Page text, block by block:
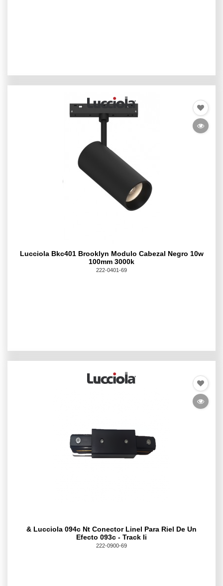
Lucciola Bkc401 Brooklyn Modulo Cabezal Negro 10w
100mm 3000k
222-0401-69
& Lucciola 094c Nt Conector Linel Para Riel De Un
Efecto 093c - Track Ii
222-0900-69